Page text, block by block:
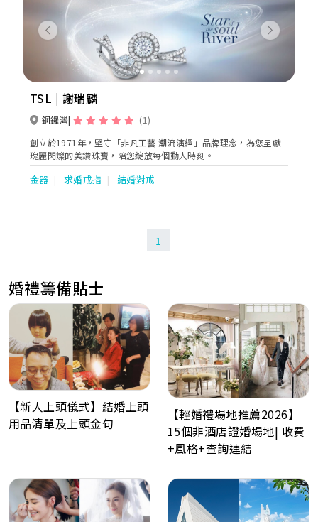
Previous Next
TSL | 謝瑞麟
銅鑼灣
(1)
創立於1971年，堅守「非凡工藝 潮流演繹」品牌理念，為您呈獻
瑰麗閃爍的美鑽珠寶，陪您綻放每個動人時刻。
金器 求婚戒指 結婚對戒
1
婚禮籌備貼士
【新人上頭儀式】結婚上頭
用品清單及上頭金句
【輕婚禮場地推薦2026】
15個非酒店證婚場地| 收費
+風格+查詢連結